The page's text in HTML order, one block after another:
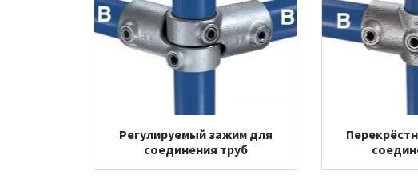
Регулируемый зажим для
соединения труб